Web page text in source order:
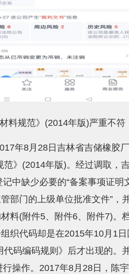
料规范》(2014年版)严重不符
年8月28日吉林省吉储橡胶
》(2014年版)。经过调取，
中缺少必要的“备案事项证明
部门的上级单位批准文件”，
料(附件5、附件6、附件7)。
织代码却是在2015年10月1
码编码规则》后才出现的。
操作。2017年8月28日，陈